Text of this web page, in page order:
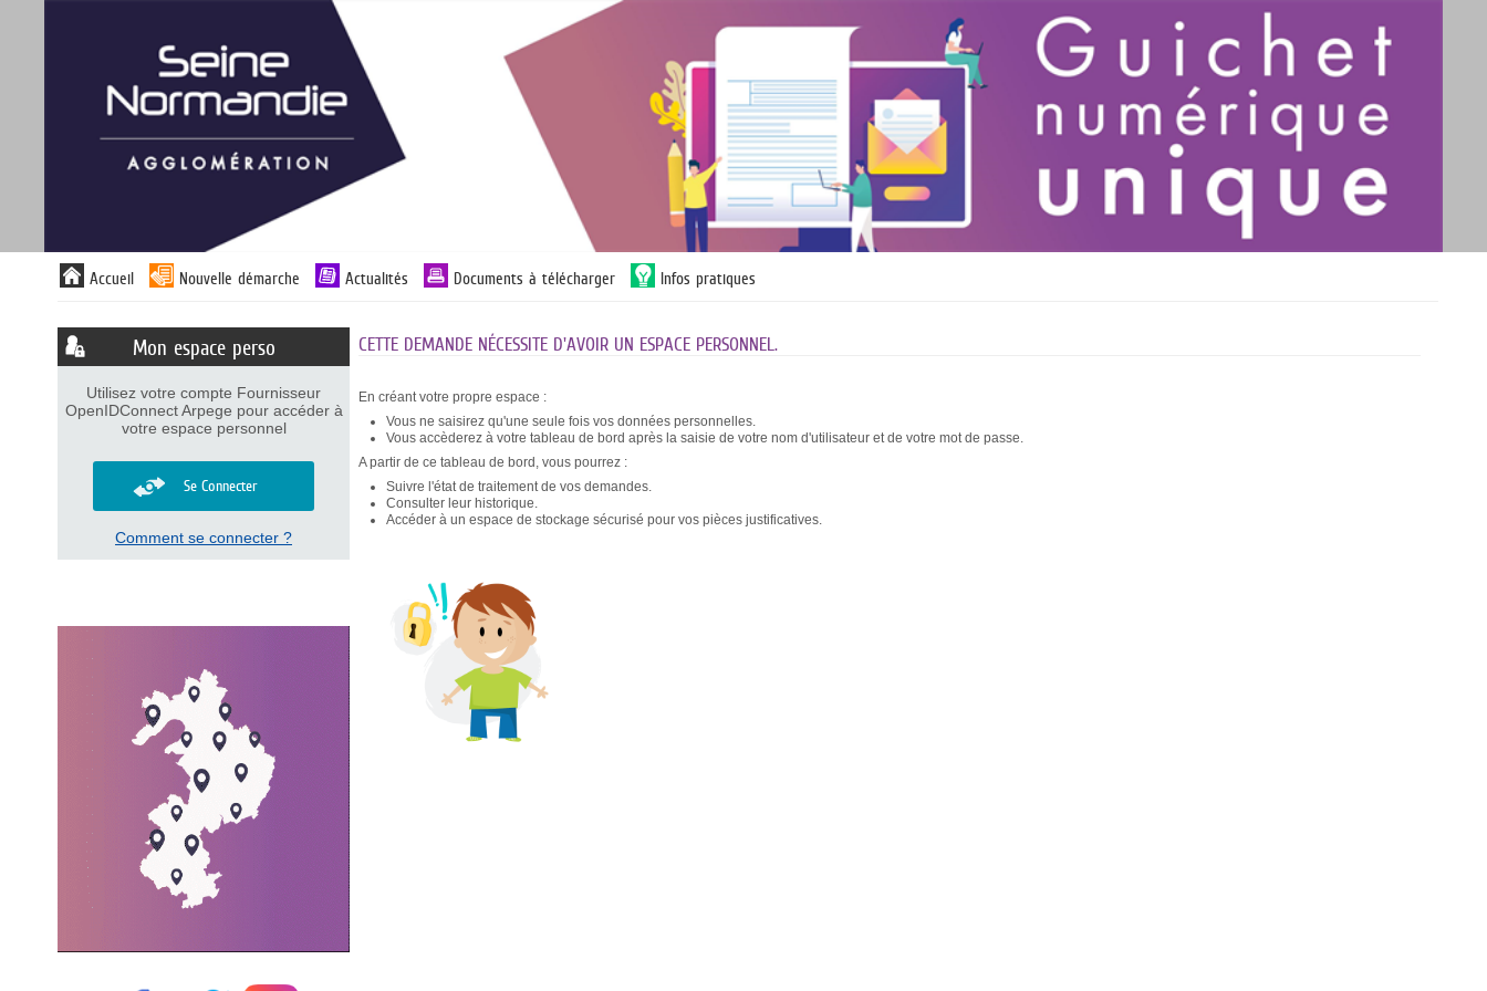
Liste
des
Accueil Nouvelle démarche Actualités Documents à télécharger Infos pratiques
Mon espace perso
Utilisez votre compte Fournisseur
OpenIDConnect Arpege pour accéder à
votre espace personnel
Se Connecter
Comment se connecter ?
CETTE DEMANDE NÉCESSITE D'AVOIR UN ESPACE PERSONNEL.
En créant votre propre espace :
Vous ne saisirez qu'une seule fois vos données personnelles.
Vous accèderez à votre tableau de bord après la saisie de votre nom d'utilisateur et de votre mot de passe.
A partir de ce tableau de bord, vous pourrez :
Suivre l'état de traitement de vos demandes.
Consulter leur historique.
Accéder à un espace de stockage sécurisé pour vos pièces justificatives.